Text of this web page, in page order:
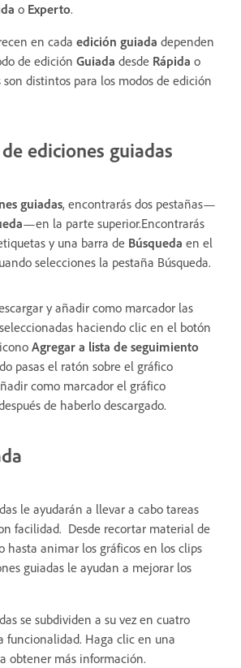
o Experto.
en cada edición guiada dependen
de edición Guiada desde Rápida o
son distintos para los modos de edición
ediciones guiadas
guiadas, encontrarás dos pestañas—
—en la parte superior.Encontrarás
y una barra de Búsqueda en el
selecciones la pestaña Búsqueda.
y añadir como marcador las
haciendo clic en el botón
Agregar a lista de seguimiento
pasas el ratón sobre el gráfico
como marcador el gráfico
de haberlo descargado.
le ayudarán a llevar a cabo tareas
facilidad. Desde recortar material de
hasta animar los gráficos en los clips
guiadas le ayudan a mejorar los
se subdividen a su vez en cuatro
funcionalidad. Haga clic en una
obtener más información.